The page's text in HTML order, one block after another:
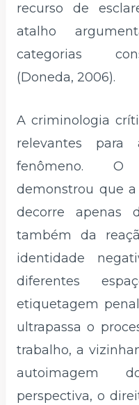
recurso de
atalho
categorias
(Doneda, 2006).
A criminologia
relevantes para
fenômeno. O
demonstrou que
decorre apenas
também da
identidade
diferentes
etiquetagem
ultrapassa o
trabalho, a
autoimagem
perspectiva, o